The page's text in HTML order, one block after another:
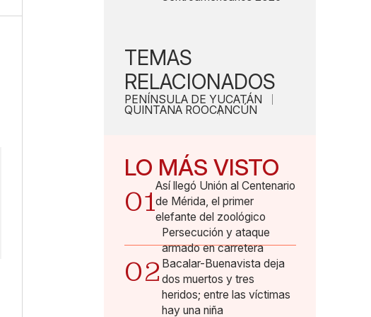
TEMAS
RELACIONADOS
PENÍNSULA DE YUCATÁN
QUINTANA ROOCANCÚN
LO MÁS VISTO
01Así llegó Unión al Centenario
de Mérida, el primer
elefante del zoológico
02
Persecución y ataque
armado en carretera
Bacalar-Buenavista deja
dos muertos y tres
heridos; entre las víctimas
hay una niña